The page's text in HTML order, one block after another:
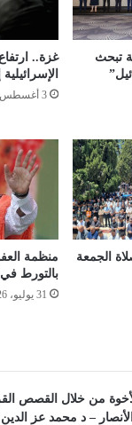
تبحث
غزة..
الإسرائيلية إلى 73
3 أغسطس، 2026
الجمعة
منظمة
بالتورط في
31 يوليو، 2026
من خلال القصص
– د محمد عز